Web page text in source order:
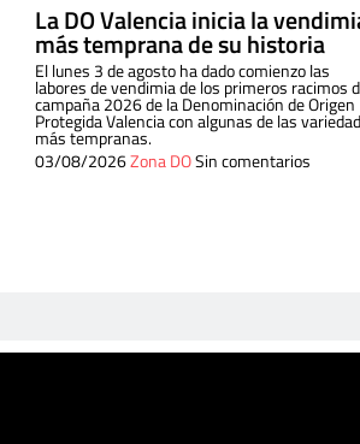
La DO Valencia inicia la
más temprana de su historia
El lunes 3 de agosto ha dado comienzo las
labores de vendimia de los primeros racimos
campaña 2026 de la Denominación de Origen
Protegida Valencia con algunas de las
más tempranas.
03/08/2026Zona DOSin comentarios